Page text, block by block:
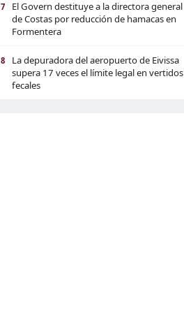
7
El Govern destituye a la directora general
de Costas por reducción de hamacas en
Formentera
8
La depuradora del aeropuerto de Eivissa
supera 17 veces el límite legal en vertidos
fecales